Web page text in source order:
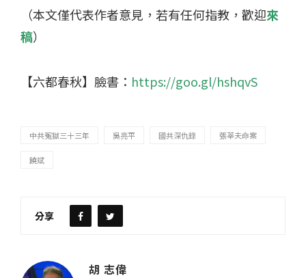
（本文僅代表作者意見，若有任何指教，歡迎來
稿）
【六都春秋】臉書： https://goo.gl/hshqvS
中共冤獄三十三年 吳亮平 國共深仇錄 張莘夫命案
饒斌
分享
胡 志偉